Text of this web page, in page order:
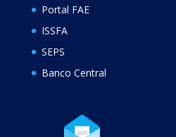
Portal FAE
ISSFA
SEPS
Banco Central